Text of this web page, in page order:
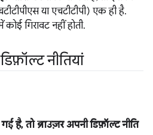
या एचटीटीपी) एक ही है.
गिरावट नहीं होती.
नीतियां
है, तो ब्राउज़र अपनी डिफ़ॉल्ट नीति